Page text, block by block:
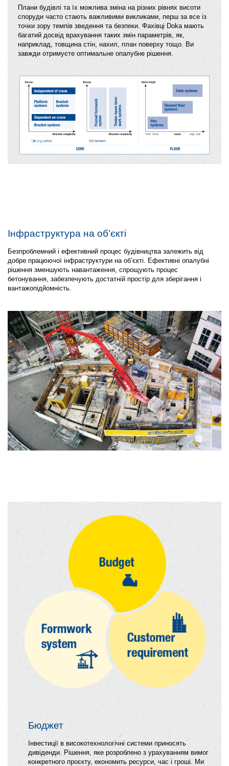
Плани будівлі та їх можлива зміна на різних рівнях висоти
споруди часто стають важливими викликами, перш за все із
точки зору темпів зведення та безпеки. Фахівці Doka мають
багатий досвід врахування таких змін параметрів, як,
наприклад, товщина стін, нахил, план поверху тощо. Ви
завжди отримуєте оптимальне опалубне рішення.
Інфраструктура на об’єкті
Безпроблемний і ефективний процес будівництва залежить від
добре працюючої інфраструктури на об’єкті. Ефективні опалубні
рішення зменшують навантаження, спрощують процес
бетонування, забезпечують достатній простір для зберігання і
вантажопідйомність.
Бюджет
Інвестиції в високотехнологічні системи приносять
дивіденди. Рішення, яке розроблено з урахуванням вимог
конкретного проєкту, економить ресурси, час і гроші. Ми